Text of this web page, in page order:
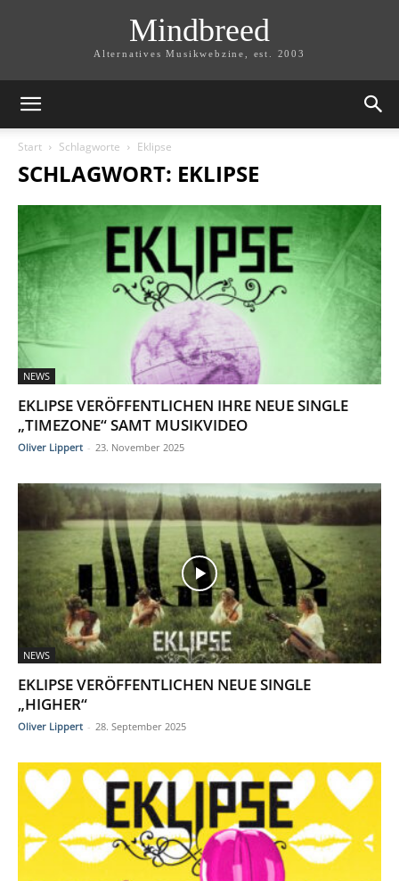
Mindbreed
Alternatives Musikwebzine, est. 2003
Start Schlagworte Eklipse
SCHLAGWORT: EKLIPSE
NEWS
EKLIPSE VERÖFFENTLICHEN IHRE NEUE SINGLE
„TIMEZONE“ SAMT MUSIKVIDEO
Oliver Lippert - 23. November 2025
NEWS
EKLIPSE VERÖFFENTLICHEN NEUE SINGLE
„HIGHER“
Oliver Lippert - 28. September 2025